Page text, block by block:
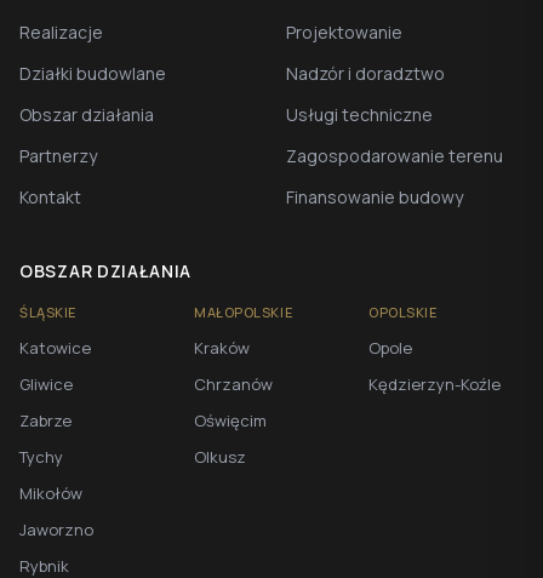
Realizacje
Działki budowlane
Obszar działania
Partnerzy
Kontakt
Projektowanie
Nadzór i doradztwo
Usługi techniczne
Zagospodarowanie terenu
Finansowanie budowy
OBSZAR DZIAŁANIA
ŚLĄSKIE
Katowice
Gliwice
Zabrze
Tychy
Mikołów
Jaworzno
Rybnik
MAŁOPOLSKIE
Kraków
Chrzanów
Oświęcim
Olkusz
OPOLSKIE
Opole
Kędzierzyn-Koźle